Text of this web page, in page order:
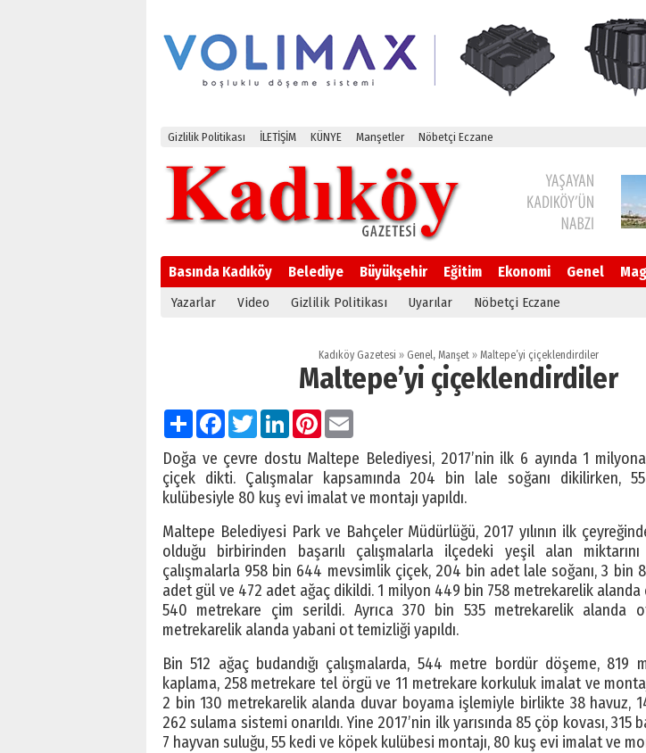
Gizlilik Politikası İLETİŞİM KÜNYE Manşetler Nöbetçi Eczane
Basında Kadıköy Belediye Büyükşehir Eğitim Ekonomi Genel
Yazarlar Video Gizlilik Politikası Uyarılar Nöbetçi Eczane
Kadıköy Gazetesi » Genel, Manşet » Maltepe’yi çiçeklendirdiler
Maltepe’yi çiçeklendirdiler
PaylaşFacebook
TwitterLinkedInPinterest
Doğa ve çevre dostu Maltepe Belediyesi, 2017’nin ilk 6 ayında 1
çiçek dikti. Çalışmalar kapsamında 204 bin lale soğanı dikilirken,
kulübesiyle 80 kuş evi imalat ve montajı yapıldı.
Maltepe Belediyesi Park ve Bahçeler Müdürlüğü, 2017 yılının ilk
olduğu birbirinden başarılı çalışmalarla ilçedeki yeşil alan miktarını
çalışmalarla 958 bin 644 mevsimlik çiçek, 204 bin adet lale soğanı, 3 bin
adet gül ve 472 adet ağaç dikildi. 1 milyon 449 bin 758 metrekarelik
540 metrekare çim serildi. Ayrıca 370 bin 535 metrekarelik alanda
metrekarelik alanda yabani ot temizliği yapıldı.
Bin 512 ağaç budandığı çalışmalarda, 544 metre bordür döşeme, 819
kaplama, 258 metrekare tel örgü ve 11 metrekare korkuluk imalat ve
2 bin 130 metrekarelik alanda duvar boyama işlemiyle birlikte 38 havuz,
262 sulama sistemi onarıldı. Yine 2017’nin ilk yarısında 85 çöp kovası, 315
7 hayvan suluğu, 55 kedi ve köpek kulübesi montajı, 80 kuş evi imalat ve